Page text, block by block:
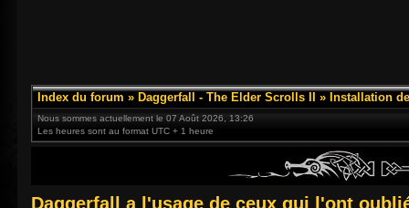
Index du forum » Daggerfall - The Elder Scrolls II » Installation
Nous sommes actuellement le 07 Août 2026, 13:26
Les heures sont au format UTC + 1 heure
Daggerfall a l'usage de ceux qui l'ont